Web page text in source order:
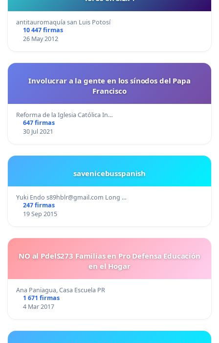
antitauromaquía san Luis Potosí
10 447 firmas
26 May 2012
Involucrar a la gente en los sínodos del Papa
Francisco
Reforma de la Iglesia Católica In…
647 firmas
30 Jul 2021
savenicebusspanish
Yuki Endo s89hblr@gmail.com Long …
247 firmas
19 Sep 2015
NO al PdelS273 Familias en Pro Defensa Educación
en el Hogar
Ana Paniagua, Casa Escuela PR
1 671 firmas
4 Mar 2017